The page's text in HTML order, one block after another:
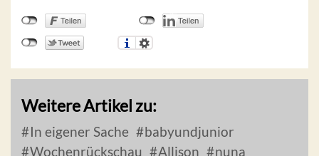
Weitere Artikel zu:
In eigener Sache
babyundjunior
Wochenrückschau
Allison
nuna